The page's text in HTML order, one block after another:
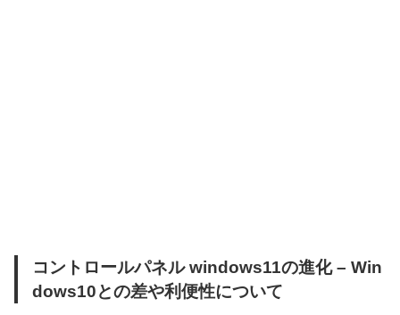
コントロールパネル windows11の進化 – Win
dows10との差や利便性について